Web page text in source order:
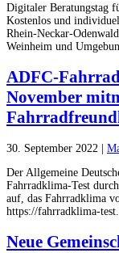
Digitaler Beratungstag
Kostenlos und
Rhein-Neckar-
Weinheim und
ADFC-
November
30. September 2022 |
Der Allgemeine
Fahrradklima-Test
auf, das Fahrradklima
https://fahrradklima-
Neue